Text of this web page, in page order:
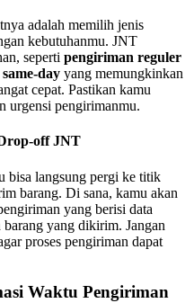
adalah memilih jenis
kebutuhanmu. JNT
seperti pengiriman reguler
same-day yang memungkinkan
cepat. Pastikan kamu
urgensi pengirimanmu.
off JNT
bisa langsung pergi ke titik
barang. Di sana, kamu akan
yang berisi data
yang dikirim. Jangan
proses pengiriman dapat
Waktu Pengiriman